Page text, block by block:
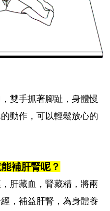
雙手抓著腳趾，身體慢
動作，可以輕鬆放心的
補肝腎呢？
肝藏血，腎藏精，將兩
，補益肝腎，為身體養